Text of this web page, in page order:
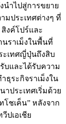
นำไปสู่การขยาย
มประเทศต่างๆ ที่
สิงค์โปร์และ
ราเม็งในพื้นที่
ะเทศญี่ปุ่นถึงสิบ
บและได้รับความ
ธุระกิจราเม็งใน
าประเทศเริ่มด้วย
โชเค็น” หลังจาก
ปเอเชีย